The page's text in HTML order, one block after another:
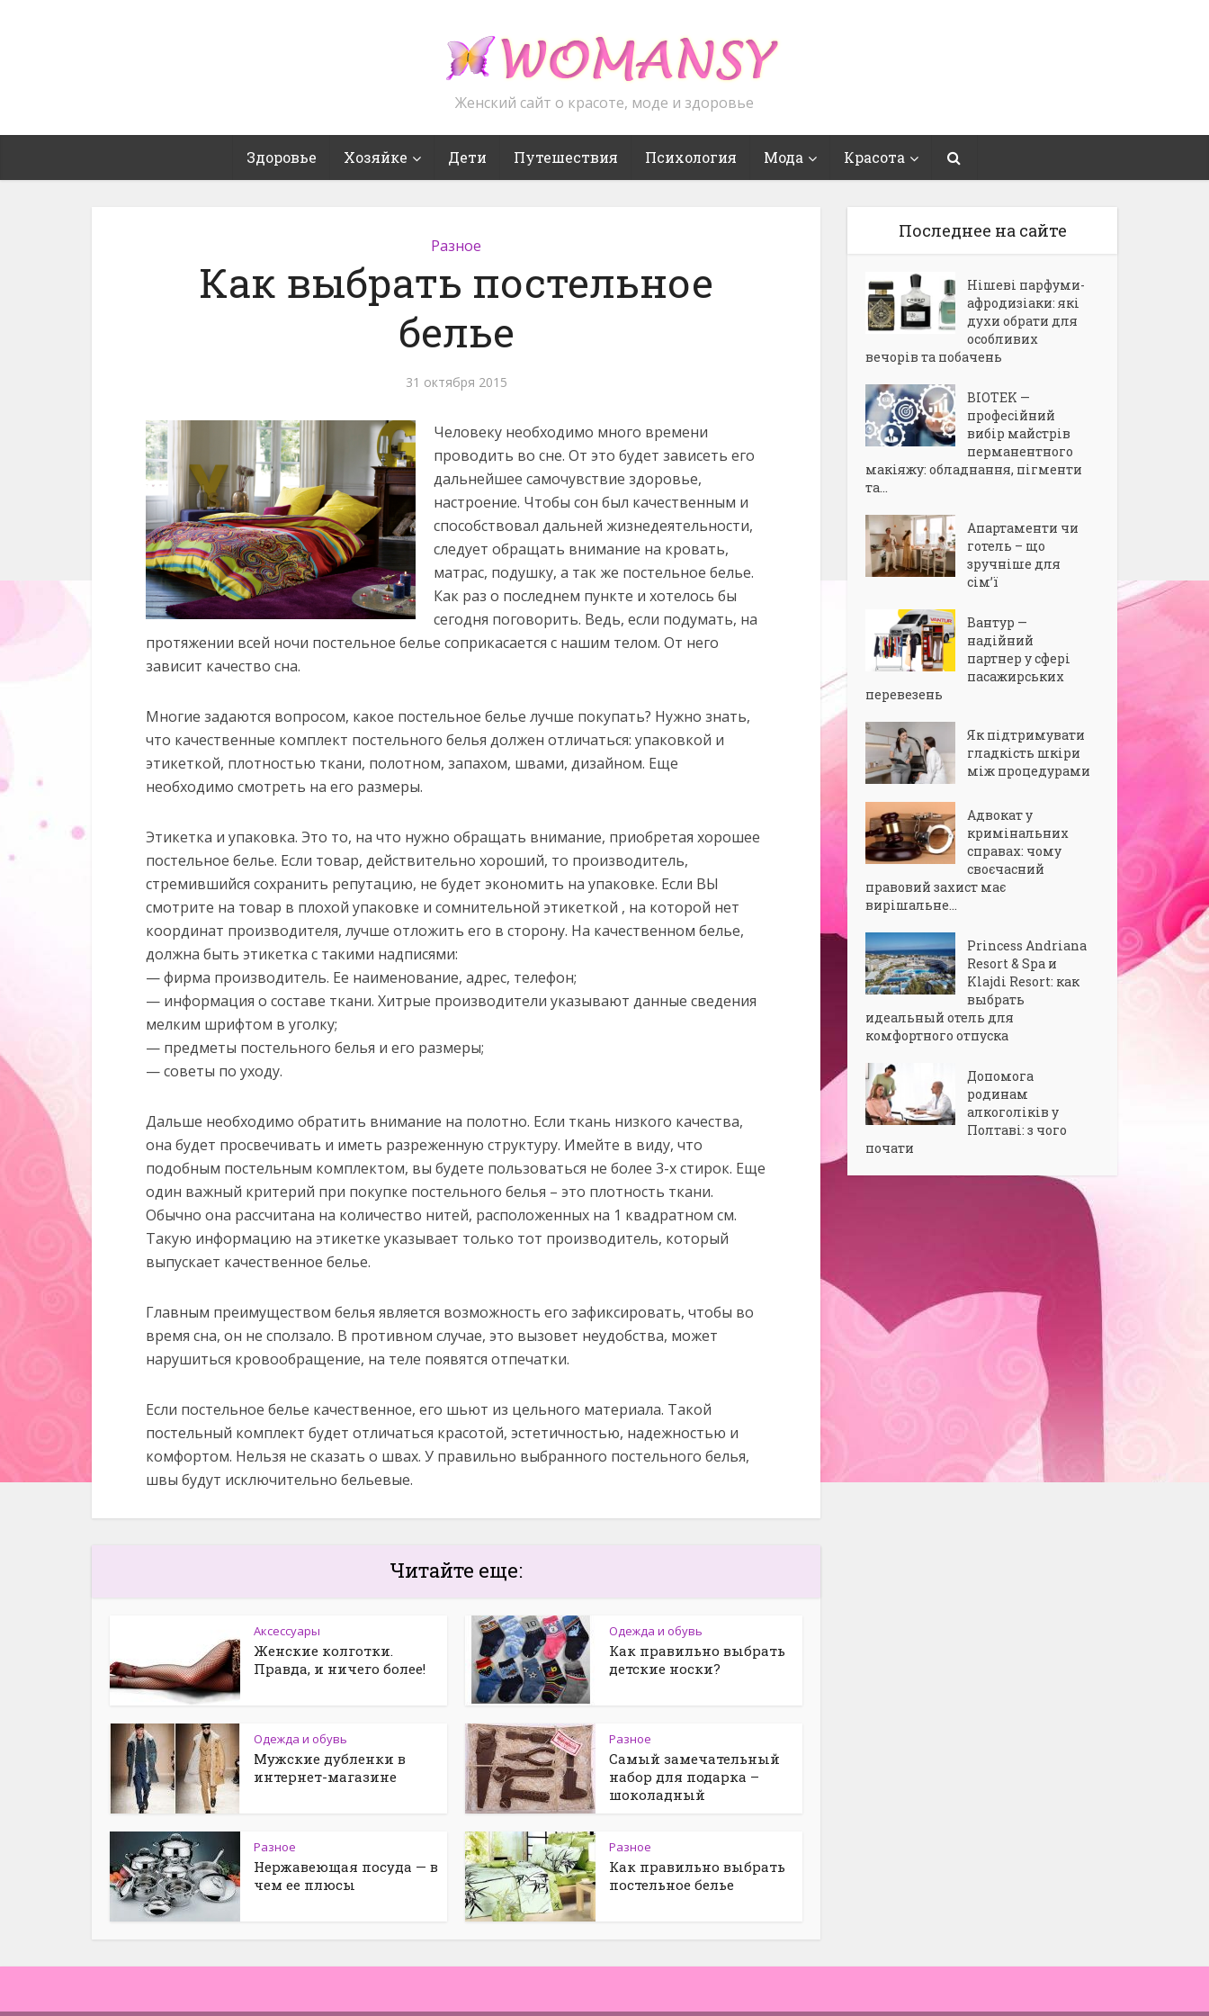
Женский сайт о красоте, моде и здоровье
Здоровье Хозяйке Дети Путешествия Психология Мода Красота
Разное
Как выбрать постельное
белье
31 октября 2015
Человеку необходимо много времени
проводить во сне. От это будет зависеть его
дальнейшее самочувствие здоровье,
настроение. Чтобы сон был качественным и
способствовал дальней жизнедеятельности,
следует обращать внимание на кровать,
матрас, подушку, а так же постельное белье.
Как раз о последнем пункте и хотелось бы
сегодня поговорить. Ведь, если подумать, на
протяжении всей ночи постельное белье соприкасается с нашим телом. От него
зависит качество сна.
Многие задаются вопросом, какое постельное белье лучше покупать? Нужно знать,
что качественные комплект постельного белья должен отличаться: упаковкой и
этикеткой, плотностью ткани, полотном, запахом, швами, дизайном. Еще
необходимо смотреть на его размеры.
Этикетка и упаковка. Это то, на что нужно обращать внимание, приобретая хорошее
постельное белье. Если товар, действительно хороший, то производитель,
стремившийся сохранить репутацию, не будет экономить на упаковке. Если ВЫ
смотрите на товар в плохой упаковке и сомнительной этикеткой , на которой нет
координат производителя, лучше отложить его в сторону. На качественном белье,
должна быть этикетка с такими надписями:
— фирма производитель. Ее наименование, адрес, телефон;
— информация о составе ткани. Хитрые производители указывают данные сведения
мелким шрифтом в уголку;
— предметы постельного белья и его размеры;
— советы по уходу.
Дальше необходимо обратить внимание на полотно. Если ткань низкого качества,
она будет просвечивать и иметь разреженную структуру. Имейте в виду, что
подобным постельным комплектом, вы будете пользоваться не более 3-х стирок. Еще
один важный критерий при покупке постельного белья – это плотность ткани.
Обычно она рассчитана на количество нитей, расположенных на 1 квадратном см.
Такую информацию на этикетке указывает только тот производитель, который
выпускает качественное белье.
Главным преимуществом белья является возможность его зафиксировать, чтобы во
время сна, он не сползало. В противном случае, это вызовет неудобства, может
нарушиться кровообращение, на теле появятся отпечатки.
Если постельное белье качественное, его шьют из цельного материала. Такой
постельный комплект будет отличаться красотой, эстетичностью, надежностью и
комфортом. Нельзя не сказать о швах. У правильно выбранного постельного белья,
швы будут исключительно бельевые.
Читайте еще:
Аксессуары
Женские колготки.
Правда, и ничего более!
Одежда и обувь
Как правильно выбрать
детские носки?
Одежда и обувь
Мужские дубленки в
интернет-магазине
Разное
Самый замечательный
набор для подарка –
шоколадный
Разное
Нержавеющая посуда — в
чем ее плюсы
Разное
Как правильно выбрать
постельное белье
Последнее на сайте
Нішеві парфуми-
афродизіаки: які
духи обрати для
особливих
вечорів та побачень
BIOTEK —
професійний
вибір майстрів
перманентного
макіяжу: обладнання, пігменти
та...
Апартаменти чи
готель – що
зручніше для
сім’ї
Вантур —
надійний
партнер у сфері
пасажирських
перевезень
Як підтримувати
гладкість шкіри
між процедурами
Адвокат у
кримінальних
справах: чому
своєчасний
правовий захист має
вирішальне...
Princess Andriana
Resort & Spa и
Klajdi Resort: как
выбрать
идеальный отель для
комфортного отпуска
Допомога
родинам
алкоголіків у
Полтаві: з чого
почати